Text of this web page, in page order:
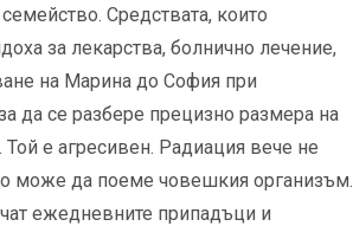
Средствата, които
за лекарства, болнично лечение,
на Марина до София при
да се разбере прецизно размера на
е агресивен. Радиация вече не
може да поеме човешкия организъм.
ежедневните припадъци и